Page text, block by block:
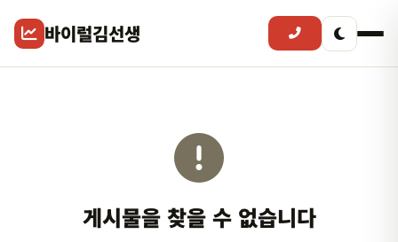
바이럴김선생
게시물을 찾을 수 없습니다